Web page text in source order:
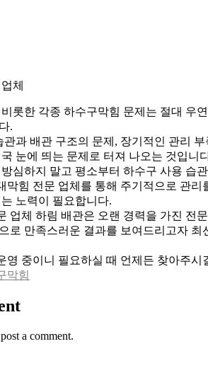
체
롯한 각종 하수구막힘 문제는 절대 우
.
과 배관 구조의 문제, 장기적인 관리 부
눈에 띄는 문제로 터져 나오는 것입니
심하지 말고 평소부터 하수구 사용 습
막힘 전문 업체를 통해 주기적으로 관리
노력이 필요합니다.
업체 하림 배관은 오랜 경력을 가진 전문
로 만족스러운 결과를 보여드리고자 최
영 중이니 필요하실 때 언제든 찾아주시
막힘
a comment.